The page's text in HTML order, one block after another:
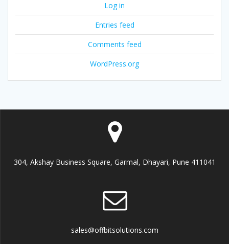
Log in
Entries feed
Comments feed
WordPress.org
304, Akshay Business Square, Garmal, Dhayari, Pune 411041
sales@offbitsolutions.com